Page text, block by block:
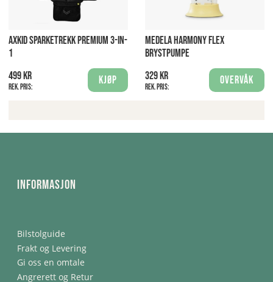
AXKID SPARKETREKK PREMIUM 3-IN-
1
499 kr
Rek. pris:
Kjøp
MEDELA HARMONY FLEX
BRYSTPUMPE
329 kr
Rek. pris:
Overvåk
Informasjon
Bilstolguide
Frakt og Levering
Gi oss en omtale
Angrerett og Retur